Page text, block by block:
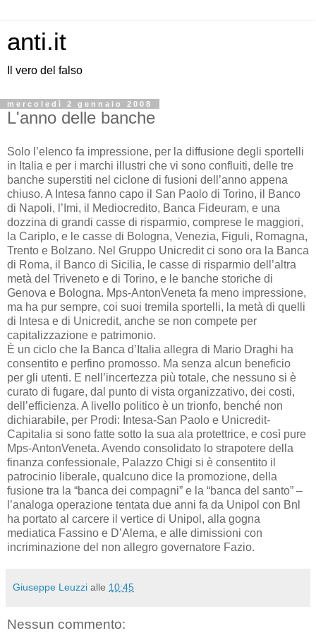
anti.it
Il vero del falso
mercoledì 2 gennaio 2008
L'anno delle banche
Solo l’elenco fa impressione, per la diffusione degli sportelli
in Italia e per i marchi illustri che vi sono confluiti, delle tre
banche superstiti nel ciclone di fusioni dell’anno appena
chiuso. A Intesa fanno capo il San Paolo di Torino, il Banco
di Napoli, l’Imi, il Mediocredito, Banca Fideuram, e una
dozzina di grandi casse di risparmio, comprese le maggiori,
la Cariplo, e le casse di Bologna, Venezia, Figuli, Romagna,
Trento e Bolzano. Nel Gruppo Unicredit ci sono ora la Banca
di Roma, il Banco di Sicilia, le casse di risparmio dell’altra
metà del Triveneto e di Torino, e le banche storiche di
Genova e Bologna. Mps-AntonVeneta fa meno impressione,
ma ha pur sempre, coi suoi tremila sportelli, la metà di quelli
di Intesa e di Unicredit, anche se non compete per
capitalizzazione e patrimonio.
È un ciclo che la Banca d’Italia allegra di Mario Draghi ha
consentito e perfino promosso. Ma senza alcun beneficio
per gli utenti. E nell’incertezza più totale, che nessuno si è
curato di fugare, dal punto di vista organizzativo, dei costi,
dell’efficienza. A livello politico è un trionfo, benché non
dichiarabile, per Prodi: Intesa-San Paolo e Unicredit-
Capitalia si sono fatte sotto la sua ala protettrice, e così pure
Mps-AntonVeneta. Avendo consolidato lo strapotere della
finanza confessionale, Palazzo Chigi si è consentito il
patrocinio liberale, qualcuno dice la promozione, della
fusione tra la “banca dei compagni” e la “banca del santo” –
l’analoga operazione tentata due anni fa da Unipol con Bnl
ha portato al carcere il vertice di Unipol, alla gogna
mediatica Fassino e D’Alema, e alle dimissioni con
incriminazione del non allegro governatore Fazio.
Giuseppe Leuzzi alle 10:45
Nessun commento: